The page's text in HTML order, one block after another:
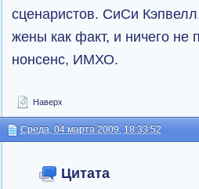
сценаристов. СиСи
жены как факт, и ничего
нонсенс, ИМХО.
Наверх
Среда, 04 марта 2009, 18:33:52
Цитата